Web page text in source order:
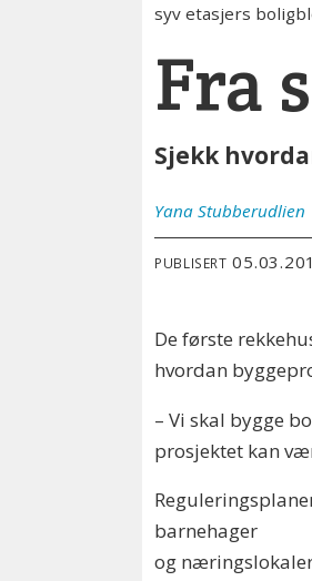
syv etasjers
Fra
Sjekk
Yana Stubberudlien
PUBLISERT
De første
hvordan
– Vi skal bygge
prosjektet kan
barnehager
og